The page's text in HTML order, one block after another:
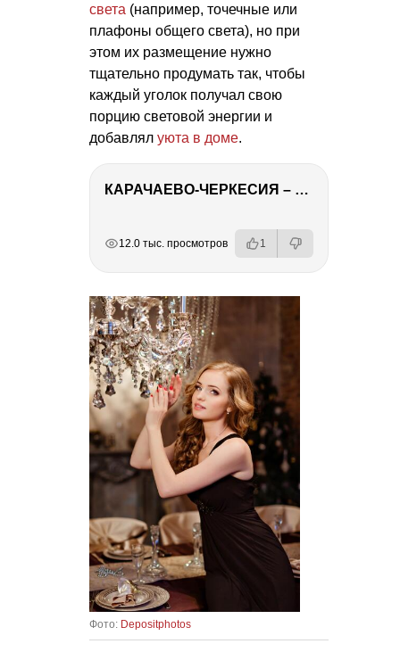
света (например, точечные или
плафоны общего света), но при
этом их размещение нужно
тщательно продумать так, чтобы
каждый уголок получал свою
порцию световой энергии и
добавлял уюта в доме.
КАРАЧАЕВО-ЧЕРКЕСИЯ – ПУТЕШЕСТВИЕ НА КАВКАЗ часть 2
12.0 тыс. просмотров 1
Фото: Depositphotos